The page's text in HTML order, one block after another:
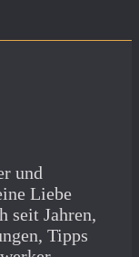
und
Liebe
seit Jahren,
Tipps